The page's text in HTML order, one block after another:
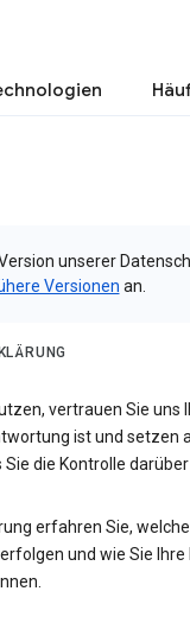
unserer
Versionen an.
vertrauen Sie uns
ist und setzen
die Kontrolle
erfahren Sie,
und wie Sie